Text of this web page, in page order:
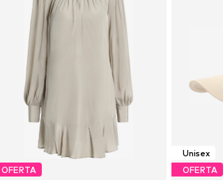
OFERTA
Unisex
OFERTA